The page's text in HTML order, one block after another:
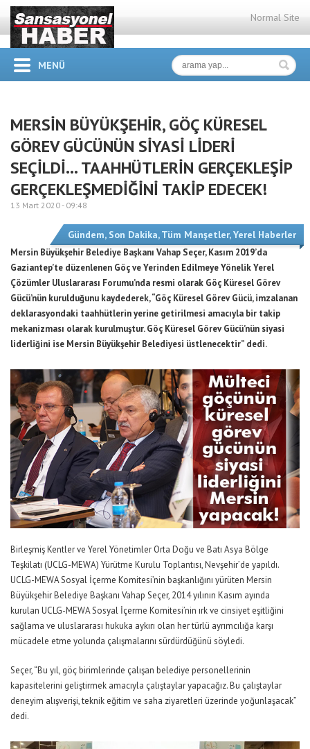
Normal Site
MENÜ
MERSİN BÜYÜKŞEHİR, GÖÇ KÜRESEL
GÖREV GÜCÜNÜN SİYASİ LİDERİ
SEÇİLDİ… TAAHHÜTLERİN GERÇEKLEŞİP
GERÇEKLEŞMEDİĞİNİ TAKİP EDECEK!
13 Mart 2020 - 09:48
Gündem, Son Dakika,Tüm Manşetler,Yerel Haberler
Mersin Büyükşehir Belediye Başkanı Vahap Seçer, Kasım 2019’da
Gaziantep’te düzenlenen Göç ve Yerinden Edilmeye Yönelik Yerel
Çözümler Uluslararası Forumu’nda resmi olarak Göç Küresel Görev
Gücü’nün kurulduğunu kaydederek, “Göç Küresel Görev Gücü, imzalanan
deklarasyondaki taahhütlerin yerine getirilmesi amacıyla bir takip
mekanizması olarak kurulmuştur. Göç Küresel Görev Gücü’nün siyasi
liderliğini ise Mersin Büyükşehir Belediyesi üstlenecektir” dedi.
Birleşmiş Kentler ve Yerel Yönetimler Orta Doğu ve Batı Asya Bölge
Teşkilatı (UCLG-MEWA) Yürütme Kurulu Toplantısı, Nevşehir’de yapıldı.
UCLG-MEWA Sosyal İçerme Komitesi’nin başkanlığını yürüten Mersin
Büyükşehir Belediye Başkanı Vahap Seçer, 2014 yılının Kasım ayında
kurulan UCLG-MEWA Sosyal İçerme Komitesi’nin ırk ve cinsiyet eşitliğini
sağlama ve uluslararası hukuka aykırı olan her türlü ayrımcılığa karşı
mücadele etme yolunda çalışmalarını sürdürdüğünü söyledi.
Seçer, “Bu yıl, göç birimlerinde çalışan belediye personellerinin
kapasitelerini geliştirmek amacıyla çalıştaylar yapacağız. Bu çalıştaylar
deneyim alışverişi, teknik eğitim ve saha ziyaretleri üzerinde yoğunlaşacak”
dedi.